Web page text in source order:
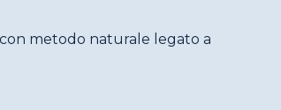
metodo naturale legato a